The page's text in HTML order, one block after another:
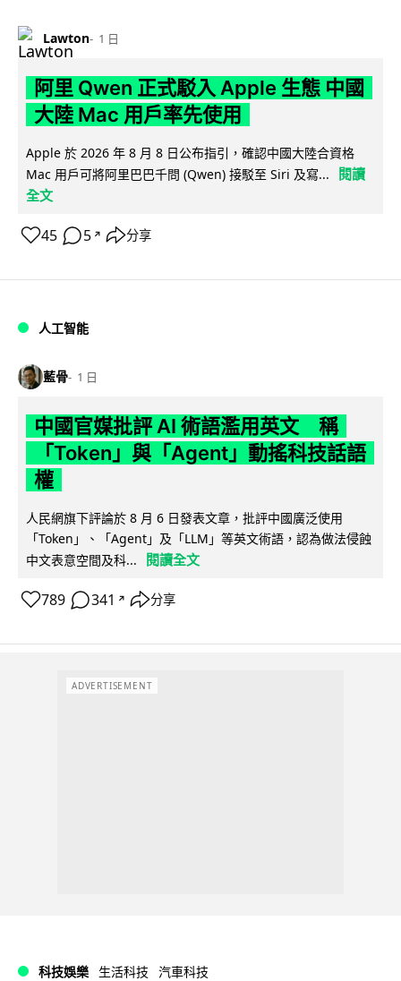
Lawton 1 日
阿里 Qwen 正式駁入 Apple 生態 中國
大陸 Mac 用戶率先使用
Apple 於 2026 年 8 月 8 日公布指引，確認中國大陸合資格
Mac 用戶可將阿里巴巴千問 (Qwen) 接駁至 Siri 及寫...
閱讀
全文
45 5 ↗ 分享
人工智能
藍骨 1 日
中國官媒批評 AI 術語濫用英文 稱
「Token」與「Agent」動搖科技話語
權
人民網旗下評論於 8 月 6 日發表文章，批評中國廣泛使用
「Token」、「Agent」及「LLM」等英文術語，認為做法侵蝕
中文表意空間及科...
閱讀全文
789 341 ↗ 分享
ADVERTISEMENT
科技娛樂 生活科技 汽車科技